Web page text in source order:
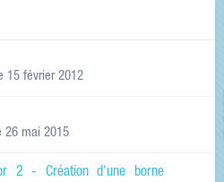
15 février 2012
26 mai 2015
2 - Création d'une borne